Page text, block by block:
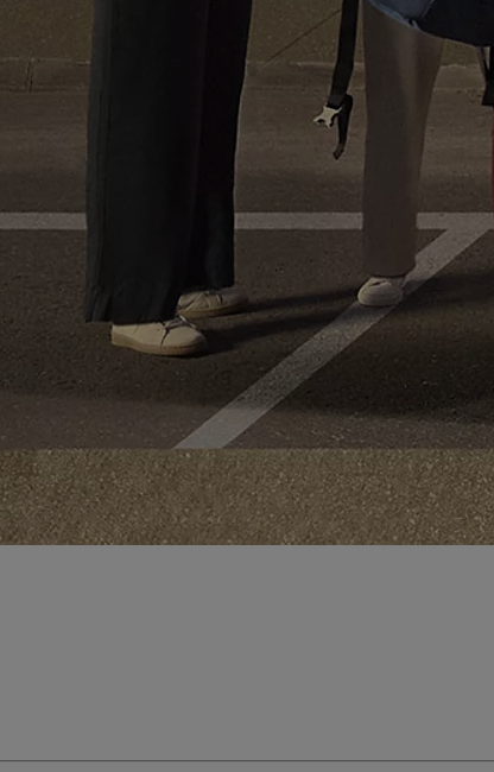
À partir de
ou financement à partir de